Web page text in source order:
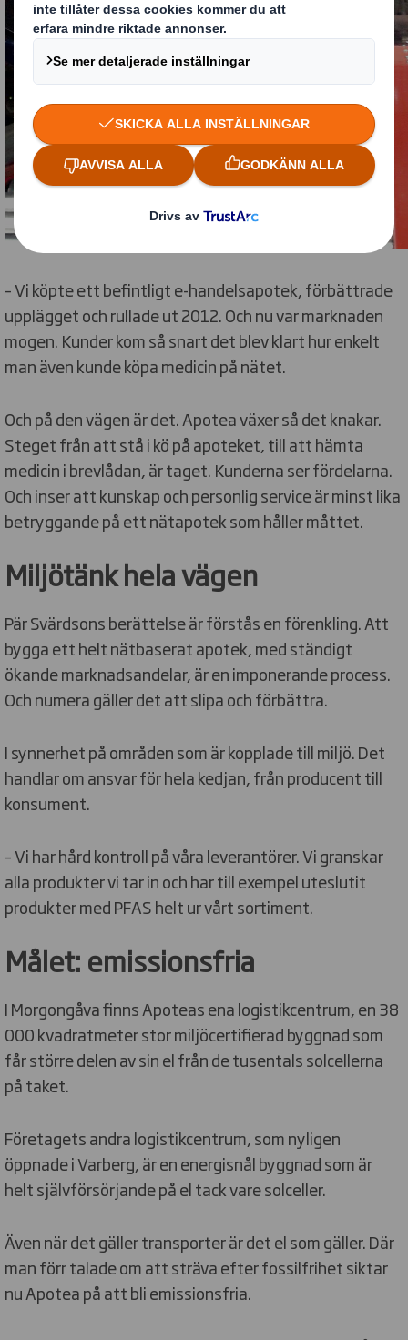
– Vi köpte ett befintligt e-handelsapotek, förbättrade
upplägget och rullade ut 2012. Och nu var marknaden
mogen. Kunder kom så snart det blev klart hur enkelt
man även kunde köpa medicin på nätet.
Och på den vägen är det. Apotea växer så det knakar.
Steget från att stå i kö på apoteket, till att hämta
medicin i brevlådan, är taget. Kunderna ser fördelarna.
Och inser att kunskap och personlig service är minst lika
betryggande på ett nätapotek som håller måttet.
Miljötänk hela vägen
Pär Svärdsons berättelse är förstås en förenkling. Att
bygga ett helt nätbaserat apotek, med ständigt
ökande marknadsandelar, är en imponerande process.
Och numera gäller det att slipa och förbättra.
I synnerhet på områden som är kopplade till miljö. Det
handlar om ansvar för hela kedjan, från producent till
konsument.
– Vi har hård kontroll på våra leverantörer. Vi granskar
alla produkter vi tar in och har till exempel uteslutit
produkter med PFAS helt ur vårt sortiment.
Målet: emissionsfria
I Morgongåva finns Apoteas ena logistikcentrum, en 38
000 kvadratmeter stor miljöcertifierad byggnad som
får större delen av sin el från de tusentals solcellerna
på taket.
Företagets andra logistikcentrum, som nyligen
öppnade i Varberg, är en energisnål byggnad som är
helt självförsörjande på el tack vare solceller.
Även när det gäller transporter är det el som gäller. Där
man förr talade om att sträva efter fossilfrihet siktar
nu Apotea på att bli emissionsfria.